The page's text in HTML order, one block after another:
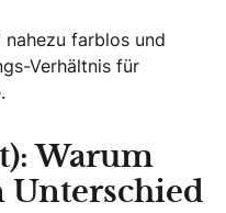
farblos und
Verhältnis für
Warum
Unterschied